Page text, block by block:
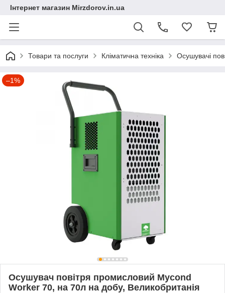
Інтернет магазин Mirzdorov.in.ua
Товари та послуги Кліматична техніка Осушувачі
–1%
Осушувач повітря промисловий Mycond
Worker 70, на 70л на добу, Великобританія